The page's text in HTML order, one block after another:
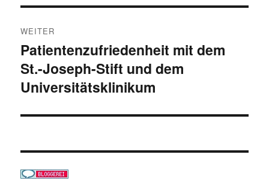
WEITER
Nächster
Beitrag:
Patientenzufriedenheit mit dem
St.-Joseph-Stift und dem
Universitätsklinikum